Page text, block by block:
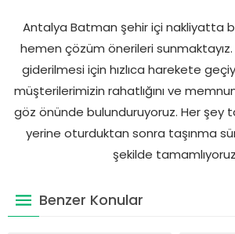
Antalya Batman şehir içi nakliyatta
hemen çözüm önerileri
giderilmesi için hızlıca harekete
müşterilerimizin rahatlığını ve
göz önünde bulunduruyoruz. Her şey
yerine oturduktan sonra taşınma
şekilde
Benzer Konular